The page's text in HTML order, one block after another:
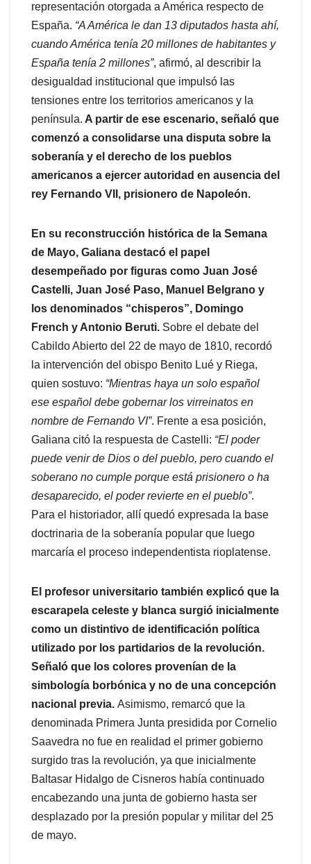
representación otorgada a América respecto de
España. “A América le dan 13 diputados hasta ahí,
cuando América tenía 20 millones de habitantes y
España tenía 2 millones”, afirmó, al describir la
desigualdad institucional que impulsó las
tensiones entre los territorios americanos y la
península. A partir de ese escenario, señaló que
comenzó a consolidarse una disputa sobre la
soberanía y el derecho de los pueblos
americanos a ejercer autoridad en ausencia del
rey Fernando VII, prisionero de Napoleón.
En su reconstrucción histórica de la Semana
de Mayo, Galiana destacó el papel
desempeñado por figuras como Juan José
Castelli, Juan José Paso, Manuel Belgrano y
los denominados “chisperos”, Domingo
French y Antonio Beruti. Sobre el debate del
Cabildo Abierto del 22 de mayo de 1810, recordó
la intervención del obispo Benito Lué y Riega,
quien sostuvo: “Mientras haya un solo español
ese español debe gobernar los virreinatos en
nombre de Fernando VI”. Frente a esa posición,
Galiana citó la respuesta de Castelli: “El poder
puede venir de Dios o del pueblo, pero cuando el
soberano no cumple porque está prisionero o ha
desaparecido, el poder revierte en el pueblo”.
Para el historiador, allí quedó expresada la base
doctrinaria de la soberanía popular que luego
marcaría el proceso independentista rioplatense.
El profesor universitario también explicó que la
escarapela celeste y blanca surgió inicialmente
como un distintivo de identificación política
utilizado por los partidarios de la revolución.
Señaló que los colores provenían de la
simbología borbónica y no de una concepción
nacional previa. Asimismo, remarcó que la
denominada Primera Junta presidida por Cornelio
Saavedra no fue en realidad el primer gobierno
surgido tras la revolución, ya que inicialmente
Baltasar Hidalgo de Cisneros había continuado
encabezando una junta de gobierno hasta ser
desplazado por la presión popular y militar del 25
de mayo.